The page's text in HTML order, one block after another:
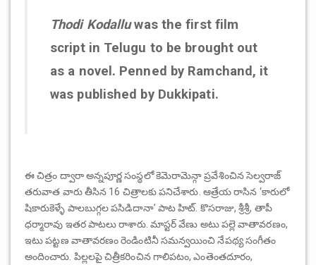
Thodi Kodalluwas the first film
script in Telugu to be brought out
as a novel. Penned by Ramchand, it
was published by Dukkipati.
ఈ చిత్రం ద్వారా అన్నపూర్ణ సంస్థలో కెమెరామెన్గా ప్రవేశించిన సెల్వరాజ్
తరువాత వారు తీసిన 16 చిత్రాలకు పనిచేశారు. ఆత్రేయ రాసిన ‘కారులో
షికారుకెళ్ళే పాలబుగ్గల పసిడిదానా’ పాట హిట్. కొసరాజు, శ్రీశ్రీ, తాపీ
ధర్మారావు ఇతర పాటలు రాశారు. మాస్టర్ వేణు అటు పల్లె వాతావరణం,
ఇటు పట్టణ వాతావరణం రెండింటినీ సమన్వయించి నేపథ్య సంగీతం
అందించారు. పిల్లలపై చిత్రీకరించిన గాలిపటం, ఎంతెంతదూరం,